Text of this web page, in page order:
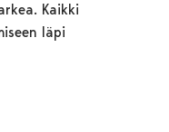
Kaikki
läpi